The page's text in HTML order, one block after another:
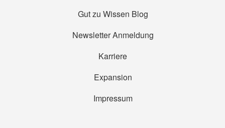
Gut zu Wissen Blog
Newsletter Anmeldung
Karriere
Expansion
Impressum